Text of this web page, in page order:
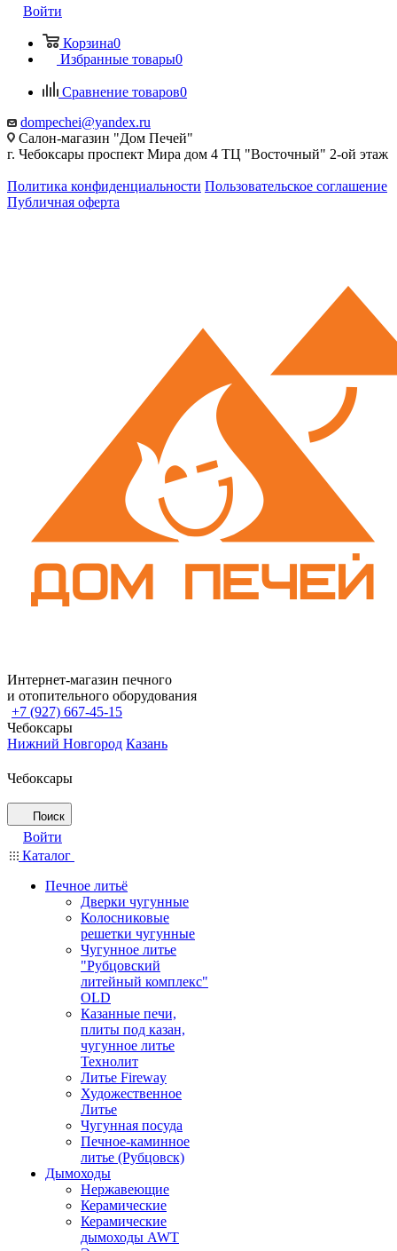
Войти
Корзина0
Избранные товары0
Сравнение товаров0
dompechei@yandex.ru
Салон-магазин "Дом Печей"
г. Чебоксары проспект Мира дом 4 ТЦ "Восточный" 2-ой этаж
Политика конфиденциальности Пользовательское соглашение
Публичная оферта
Интернет-магазин печного
и отопительного оборудования
+7 (927) 667-45-15
Чебоксары
Нижний Новгород Казань
Чебоксары
Поиск
Войти
Каталог
Печное литьё
Дверки чугунные
Колосниковые
решетки чугунные
Чугунное литье
"Рубцовский
литейный комплекс"
OLD
Казанные печи,
плиты под казан,
чугунное литье
Технолит
Литье Fireway
Художественное
Литье
Чугунная посуда
Печное-каминное
литье (Рубцовск)
Дымоходы
Нержавеющие
Керамические
Керамические
дымоходы AWT